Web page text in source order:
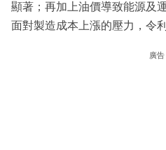
顯著；再加上油價導致能源及
面對製造成本上漲的壓力，令
廣告